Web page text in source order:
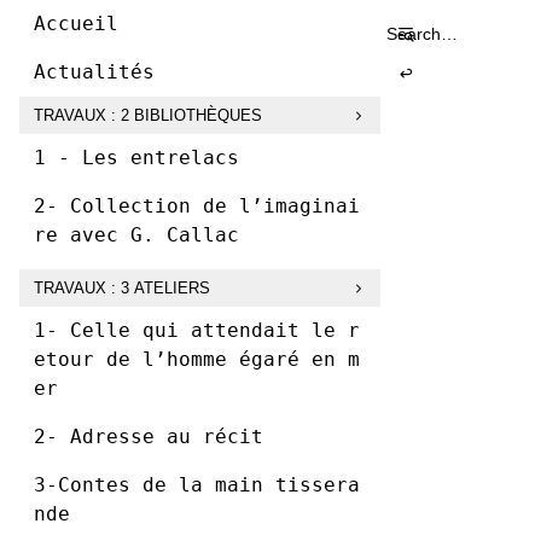
Skip
content
VogtAccueil
Actualités
TRAVAUX : 2 BIBLIOTHÈQUES
1 - Les entrelacs
2- Collection de l’imaginai
re avec G. Callac
TRAVAUX : 3 ATELIERS
1- Celle qui attendait le r
etour de l’homme égaré en m
er
2- Adresse au récit
3-Contes de la main tissera
nde
Search